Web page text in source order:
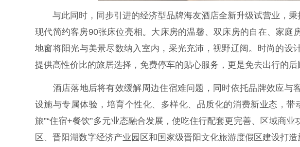
与此同时，同步引进的经济型品牌海友酒店全新升级试营业，秉
现代简约客房90张床位亮相。大床房的温馨、双床房的自在、家庭
地窗将阳光与美景尽数纳入室内，采光充沛，视野辽阔。时尚的设
提供高性价比的旅居选择，免费停车的贴心服务，更是免去出行的后
酒店落地后将有效缓解周边住宿难问题，同时依托品牌效应与
设施与专属体验，培育个性化、多样化、品质化的消费新业态，带
旅”“住宿+餐饮”多元业态融合发展，使吃住行配套更完善、区域商
区、晋阳湖数字经济产业园区和国家级晋阳文化旅游度假区建设打造